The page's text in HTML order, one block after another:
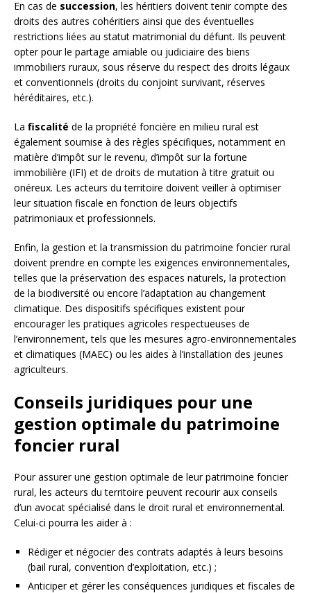
En cas de succession, les héritiers doivent tenir compte des
droits des autres cohéritiers ainsi que des éventuelles
restrictions liées au statut matrimonial du défunt. Ils peuvent
opter pour le partage amiable ou judiciaire des biens
immobiliers ruraux, sous réserve du respect des droits légaux
et conventionnels (droits du conjoint survivant, réserves
héréditaires, etc.).
La fiscalité de la propriété foncière en milieu rural est
également soumise à des règles spécifiques, notamment en
matière d’impôt sur le revenu, d’impôt sur la fortune
immobilière (IFI) et de droits de mutation à titre gratuit ou
onéreux. Les acteurs du territoire doivent veiller à optimiser
leur situation fiscale en fonction de leurs objectifs
patrimoniaux et professionnels.
Enfin, la gestion et la transmission du patrimoine foncier rural
doivent prendre en compte les exigences environnementales,
telles que la préservation des espaces naturels, la protection
de la biodiversité ou encore l’adaptation au changement
climatique. Des dispositifs spécifiques existent pour
encourager les pratiques agricoles respectueuses de
l’environnement, tels que les mesures agro-environnementales
et climatiques (MAEC) ou les aides à l’installation des jeunes
agriculteurs.
Conseils juridiques pour une
gestion optimale du patrimoine
foncier rural
Pour assurer une gestion optimale de leur patrimoine foncier
rural, les acteurs du territoire peuvent recourir aux conseils
d’un avocat spécialisé dans le droit rural et environnemental.
Celui-ci pourra les aider à :
Rédiger et négocier des contrats adaptés à leurs besoins
(bail rural, convention d’exploitation, etc.) ;
Anticiper et gérer les conséquences juridiques et fiscales de